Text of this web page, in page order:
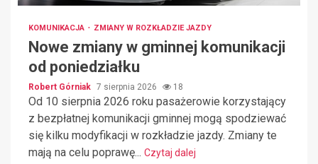
KOMUNIKACJA ZMIANY W ROZKŁADZIE JAZDY
Nowe zmiany w gminnej komunikacji
od poniedziałku
Robert Górniak 7 sierpnia 2026 18
Od 10 sierpnia 2026 roku pasażerowie korzystający
z bezpłatnej komunikacji gminnej mogą spodziewać
się kilku modyfikacji w rozkładzie jazdy. Zmiany te
mają na celu poprawę... Czytaj dalej